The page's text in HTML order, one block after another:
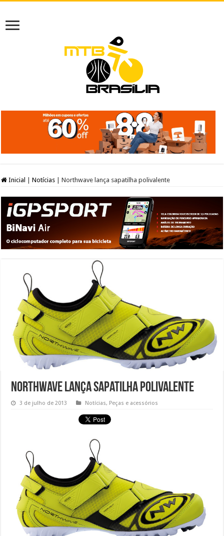
Inicial Notícias Northwave lança sapatilha polivalente
Northwave lança sapatilha polivalente
3 de julho de 2013 Notícias, Peças e acessórios